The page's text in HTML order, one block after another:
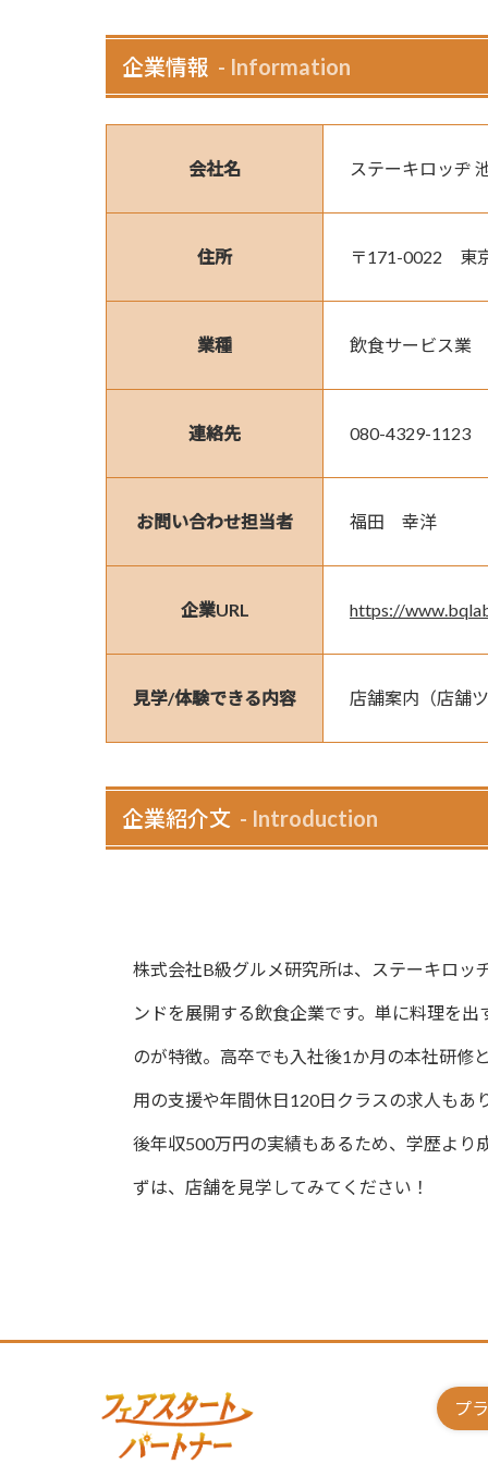
企業情報 Information
会社名 ステーキロッヂ
住所 〒171-0022　東
業種 飲食サービス業
連絡先 080-4329-1123
お問い合わせ担当者 福田　幸洋
企業URL https://
見学/体験できる内容 店舗案内（店舗
企業紹介文 Introduction
株式会社B級グルメ研究所は、ステーキロッ
ンドを展開する飲食企業です。単に料理を
のが特徴。高卒でも入社後1か月の本社研修
用の支援や年間休日120日クラスの求人もあ
後年収500万円の実績もあるため、学歴より
ずは、店舗を見学してみてください！
プ